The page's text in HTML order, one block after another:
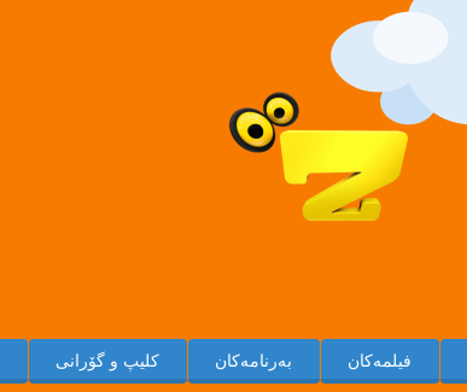
کلیپ و گۆرانی بەرنامەکان فیلمەکان